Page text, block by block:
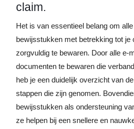
claim.
Het is van essentieel belang om
bewijsstukken met betrekking tot je
zorgvuldig te bewaren. Door alle e-
documenten te bewaren die
heb je een duidelijk overzicht van
stappen die zijn genomen.
bewijsstukken als ondersteuning
ze helpen bij een snellere en